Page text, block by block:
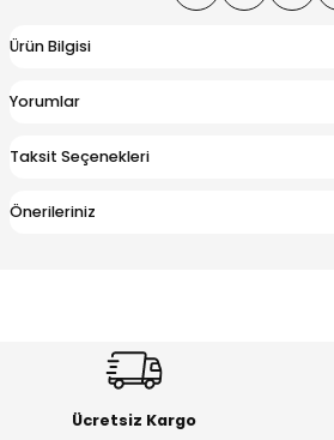
Ürün Bilgisi
Yorumlar
Taksit Seçenekleri
Önerileriniz
Ücretsiz Kargo